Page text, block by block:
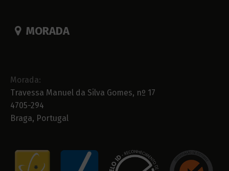
MORADA
Morada:
Travessa Manuel da Silva Gomes, nº 17
4705-294
Braga, Portugal